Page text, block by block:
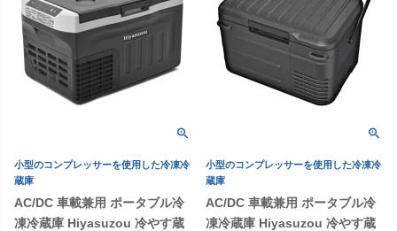
小型のコンプレッサーを使用した冷凍冷
蔵庫
AC/DC 車載兼用 ポータブル冷
凍冷蔵庫 Hiyasuzou 冷やす蔵
小型のコンプレッサーを使用した冷凍冷
蔵庫
AC/DC 車載兼用 ポータブル冷
凍冷蔵庫 Hiyasuzou 冷やす蔵